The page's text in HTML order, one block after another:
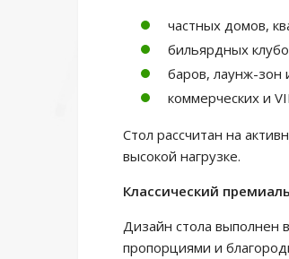
частных домов,
бильярдных
баров, лаунж-зон
коммерческих и
Стол рассчитан на
высокой нагрузке.
Классический
Дизайн стола выполнен
пропорциями и